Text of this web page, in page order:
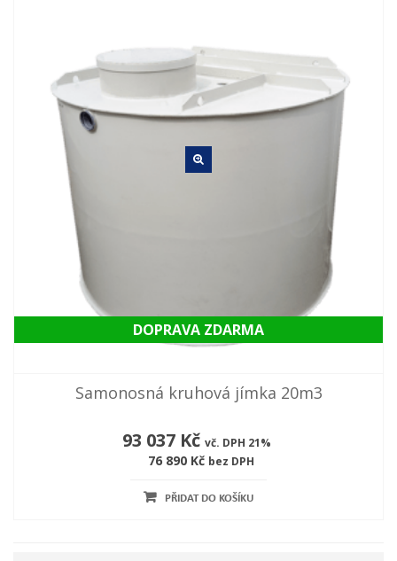
DOPRAVA ZDARMA
Samonosná kruhová jímka 20m3
93 037 Kč vč. DPH 21%
76 890 Kč bez DPH
PŘIDAT DO KOŠÍKU